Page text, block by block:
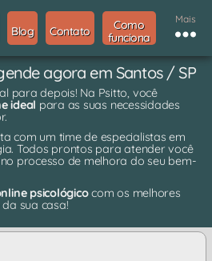
Blog Contato
Como
funciona
Mais
agora em Santos / SP
para depois! Na Psitto, você
ideal para as suas necessidades
com um time de especialistas em
Todos prontos para atender você
processo de melhora do seu bem-
psicológicocom os melhores
sua casa!